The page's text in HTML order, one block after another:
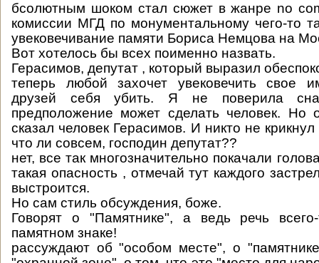
бсолютным шоком стал сюжет в жанре no
комиссии МГД по монументальному чего-то
увековечивание памяти Бориса Немцова на
Вот хотелось бы всех поименно назвать.
Герасимов, депутат , который выразил
теперь любой захочет увековечить свое
друзей себя убить. Я не поверила
предположение может сделать человек. Но
сказал человек Герасимов. И никто не
что ли совсем, господин депутат??
нет, все так многозначительно покачали
такая опасность , отмечай тут каждого
выстроится.
Но сам стиль обсуждения, боже.
Говорят о "Памятнике", а ведь речь
памятном знаке!
рассуждают об "особом месте", о